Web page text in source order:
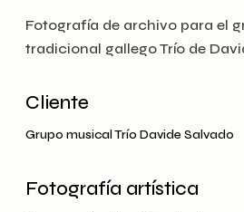
Fotografía de archivo para el
tradicional gallego Trío de
Cliente
Grupo musical Trío Davide Salvado
Fotografía artística